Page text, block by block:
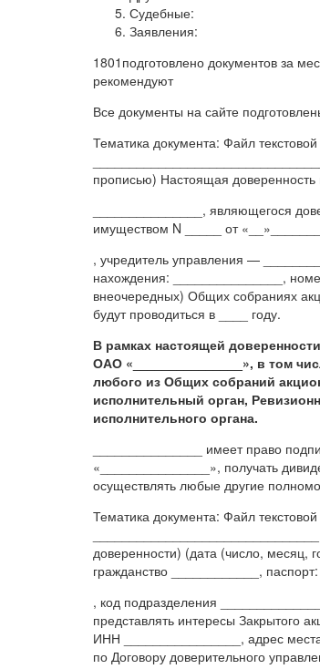
Судебные:
Заявления:
1801подготовлено документов за
рекомендуют
Все документы на сайте
Тематика документа: Файл
прописью) Настоящая
_______________, являющегося
имуществом N _____ от
, учредитель управления —
нахождения: _______________,
внеочередных) Общих собраниях
будут проводиться в ____ году.
В рамках настоящей
ОАО «_______________», в том
любого из Общих собраний
исполнительный орган,
исполнительного органа.
_______________ имеет право
«_______________», получать
осуществлять любые другие
Тематика документа: Файл
доверенности) (дата (число, месяц,
гражданство ____________,
, код подразделения
представлять интересы Закрытого
ИНН ________________, адрес
по Договору доверительного